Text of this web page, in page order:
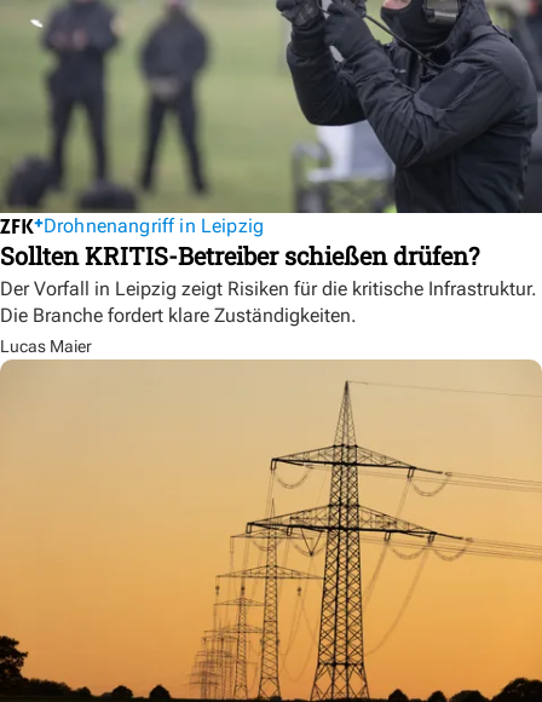
Drohnenangriff in Leipzig
Sollten KRITIS-Betreiber schießen drüfen?
Der Vorfall in Leipzig zeigt Risiken für die kritische Infrastruktur.
Die Branche fordert klare Zuständigkeiten.
Lucas Maier